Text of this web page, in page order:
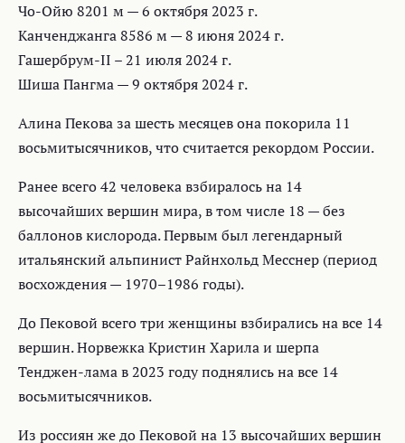
Чо-Ойю 8201 м — 6 октября 2023 г.
Канченджанга 8586 м — 8 июня 2024 г.
Гашербрум-II – 21 июля 2024 г.
Шиша Пангма — 9 октября 2024 г.
Алина Пекова за шесть месяцев она покорила 11
восьмитысячников, что считается рекордом России.
Ранее всего 42 человека взбиралось на 14
высочайших вершин мира, в том числе 18 — без
баллонов кислорода. Первым был легендарный
итальянский альпинист Райнхольд Месснер (период
восхождения — 1970–1986 годы).
До Пековой всего три женщины взбирались на все 14
вершин. Норвежка Кристин Харила и шерпа
Тенджен-лама в 2023 году поднялись на все 14
восьмитысячников.
Из россиян же до Пековой на 13 высочайших вершин